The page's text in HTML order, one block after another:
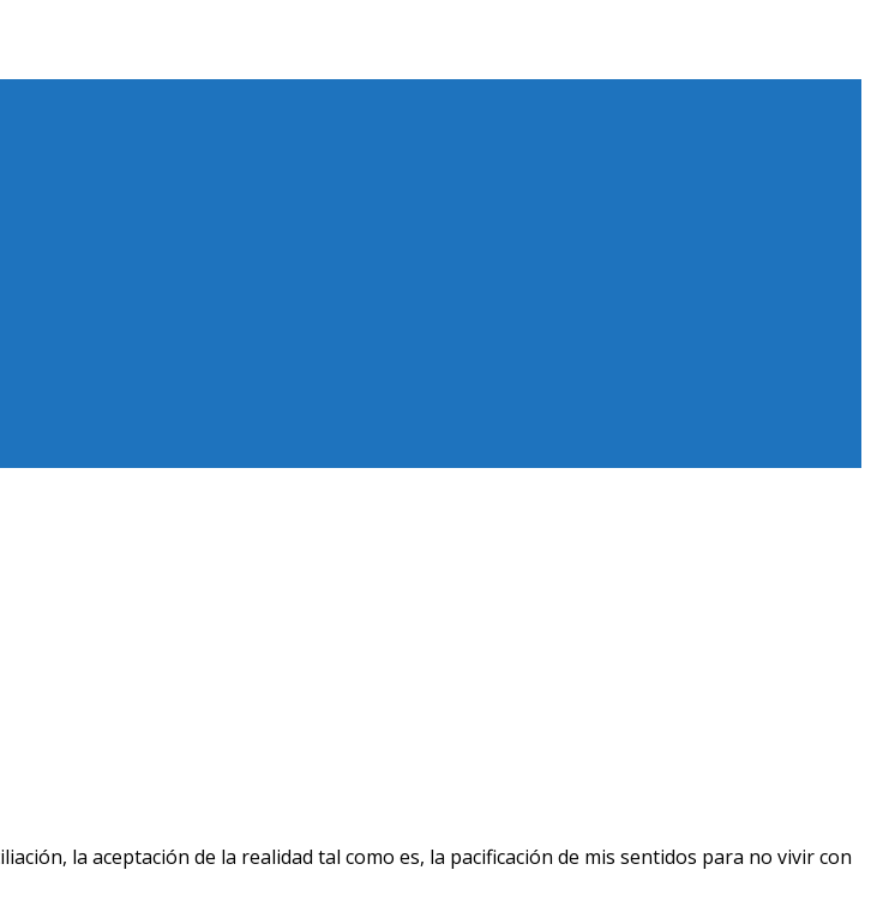
la aceptación de la realidad tal como es, la pacificación de mis sentidos para no vivir con